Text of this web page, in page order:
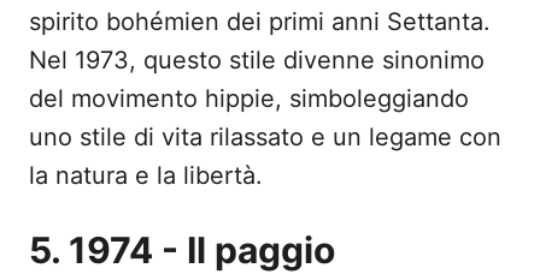
spirito bohémien dei primi anni Settanta.
Nel 1973, questo stile divenne sinonimo
del movimento hippie, simboleggiando
uno stile di vita rilassato e un legame con
la natura e la libertà.
5. 1974 - Il paggio